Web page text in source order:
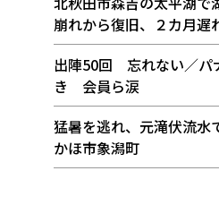
崩れから復旧、２カ月遅
出陣50回 忘れない／パ
き 会員ら涙
猛暑を逃れ、元滝伏流
かほ市象潟町